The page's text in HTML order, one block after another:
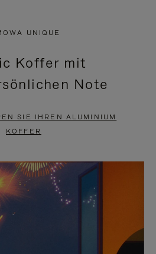
UNIQUE
Koffer mit
Note
SIE IHREN ALUMINIUM
KOFFER